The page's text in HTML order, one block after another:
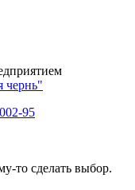
чернь"
95
то сделать выбор.